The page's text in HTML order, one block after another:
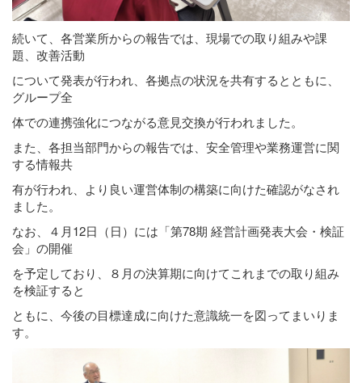
続いて、各営業所からの報告では、現場での取り組みや課
題、改善活動
について発表が行われ、各拠点の状況を共有するとともに、
グループ全
体での連携強化につながる意見交換が行われました。
また、各担当部門からの報告では、安全管理や業務運営に関
する情報共
有が行われ、より良い運営体制の構築に向けた確認がなされ
ました。
なお、４月12日（日）には「第78期 経営計画発表大会・検証
会」の開催
を予定しており、８月の決算期に向けてこれまでの取り組み
を検証すると
ともに、今後の目標達成に向けた意識統一を図ってまいりま
す。